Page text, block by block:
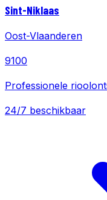
Sint-Niklaas
Oost-Vlaanderen
9100
Professionele
24/7 beschikbaar